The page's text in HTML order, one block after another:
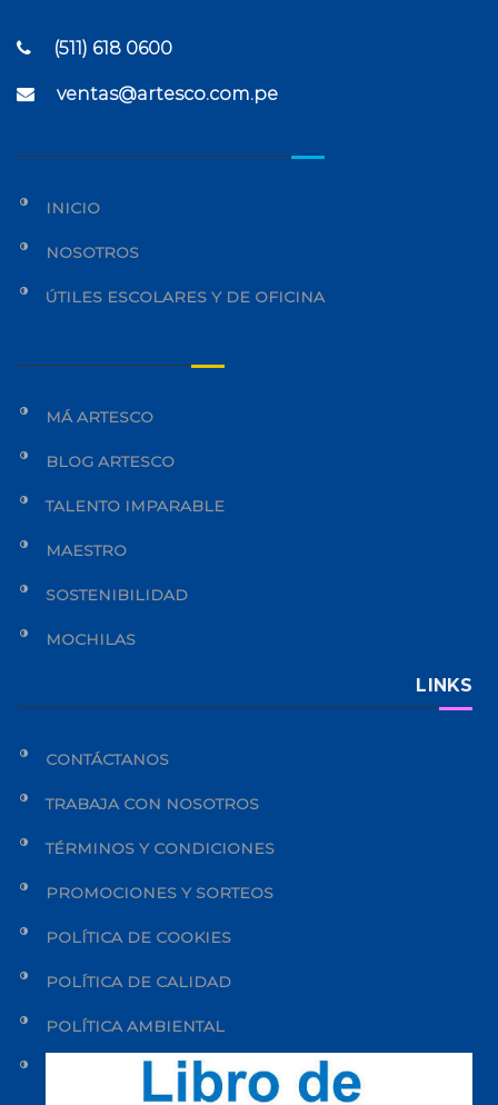
(511) 618 0600
ventas@artesco.com.pe
INICIO
NOSOTROS
ÚTILES ESCOLARES Y DE OFICINA
MÁ ARTESCO
BLOG ARTESCO
TALENTO IMPARABLE
MAESTRO
SOSTENIBILIDAD
MOCHILAS
LINKS
CONTÁCTANOS
TRABAJA CON NOSOTROS
TÉRMINOS Y CONDICIONES
PROMOCIONES Y SORTEOS
POLÍTICA DE COOKIES
POLÍTICA DE CALIDAD
POLÍTICA AMBIENTAL